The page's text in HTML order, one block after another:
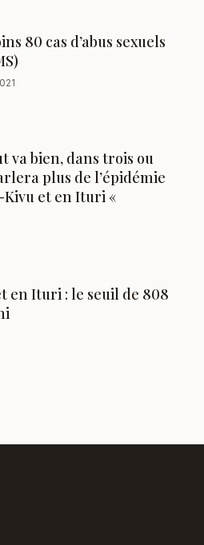
80 cas d’abus sexuels
va bien, dans trois ou
plus de l’épidémie
Kivu et en Ituri «
en Ituri : le seuil de 808